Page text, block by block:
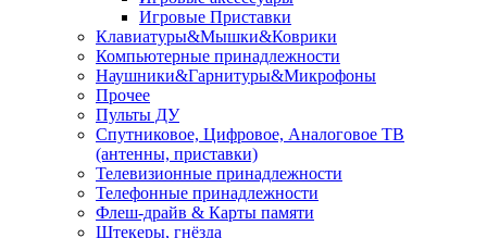
Игровые Приставки
Клавиатуры&Мышки&Коврики
Компьютерные принадлежности
Наушники&Гарнитуры&Микрофоны
Прочее
Пульты ДУ
Спутниковое, Цифровое, Аналоговое ТВ
(антенны, приставки)
Телевизионные принадлежности
Телефонные принадлежности
Флеш-драйв & Карты памяти
Штекеры, гнёзда